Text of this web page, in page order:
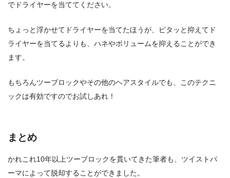
でドライヤーを当ててください。
ちょっと浮かせてドライヤーを当てたほうが、ピタッと抑えてド
ライヤーを当てるよりも、ハネやボリュームを抑えることができ
ます。
もちろんツーブロックやその他のヘアスタイルでも、このテクニ
ックは有効ですのでお試しあれ！
まとめ
かれこれ10年以上ツーブロックを貫いてきた筆者も、ツイストパ
ーマによって脱却することができました。